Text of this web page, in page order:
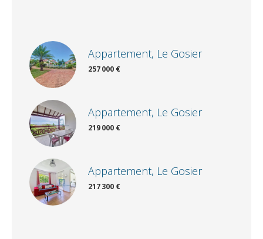
Appartement, Le Gosier
257 000 €
Appartement, Le Gosier
219 000 €
Appartement, Le Gosier
217 300 €